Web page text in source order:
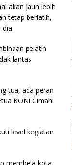
akan jauh lebih
tetap berlatih,
dia.
pelatih
lantas
tua, ada peran
KONI Cimahi
level kegiatan
membela kota